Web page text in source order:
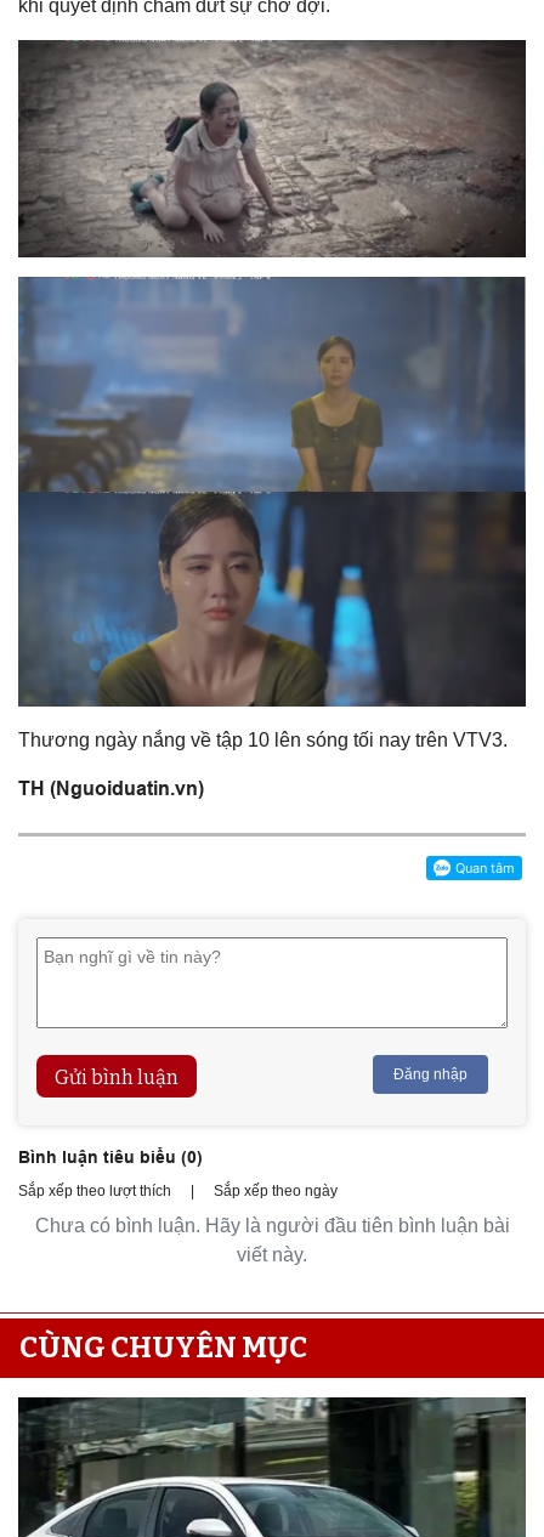
khi quyết định chấm dứt sự chờ đợi.
Thương ngày nắng về tập 10 lên sóng tối nay trên VTV3.
TH (Nguoiduatin.vn)
Gửi bình luận Đăng nhập
Bình luận tiêu biểu (0)
Sắp xếp theo lượt thích Sắp xếp theo ngày
Chưa có bình luận. Hãy là người đầu tiên bình luận bài
viết này.
CÙNG CHUYÊN MỤC